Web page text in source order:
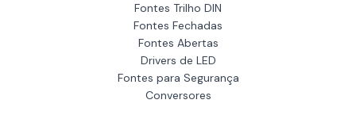
Fontes Trilho DIN
Fontes Fechadas
Fontes Abertas
Drivers de LED
Fontes para Segurança
Conversores